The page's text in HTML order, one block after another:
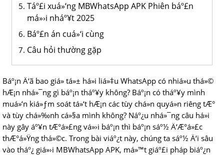
Táº£i xuá»‘ng MBWhatsApp APK Phiên báº£n
má»›i nháº¥t 2025
Báº£n án cuá»‘i cùng
Câu hỏi thường gặp
Báº¡n Ä‘ã bao giá» tá»± há»i liá»‡u WhatsApp có nhiá»u thá»©
hÆ¡n nhá»¯ng gì báº¡n tháº¥y không? Báº¡n có tháº¥y mình
muá»‘n kiá»ƒm soát tá»‘t hÆ¡n các tùy chá»n quyá»n riêng tÆ°
và tùy chá»‰nh cá»§a mình không? Náº¿u nhá»¯ng câu há»i
này gây áº¥n tÆ°á»£ng vá»›i báº¡n thì báº¡n sáº½ Ä‘Æ°á»£c
thÆ°á»Ÿng thá»©c. Trong bài viáº¿t này, chúng ta sáº½ Ä‘i sâu
vào tháº¿ giá»›i MBWhatsApp APK, má»™t giáº£i pháp biáº¿n